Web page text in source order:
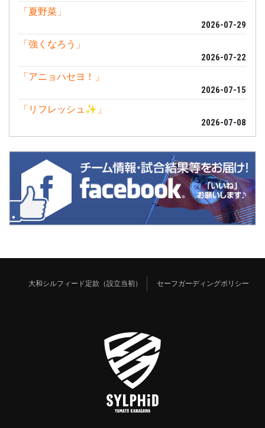
「夏野菜」
2026-07-29
「強くなろう」
2026-07-22
「アニョハセヨ！」
2026-07-15
「リフレッシュ✨」
2026-07-08
大和シルフィード定款（設立当初） セーフガーディングポリシー